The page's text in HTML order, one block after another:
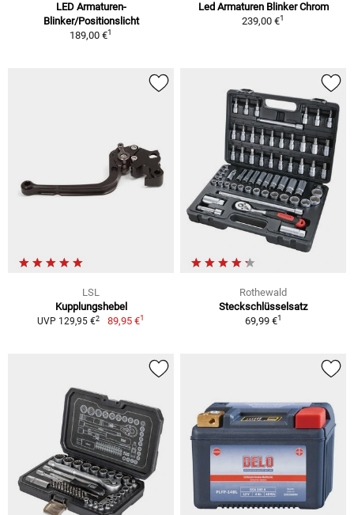
LED Armaturen-
Blinker/Positionslicht
189,00 €1
Led Armaturen Blinker Chrom
239,00 €1
LSL
Kupplungshebel
UVP 129,95 €2 89,95 €1
Rothewald
Steckschlüsselsatz
69,99 €1